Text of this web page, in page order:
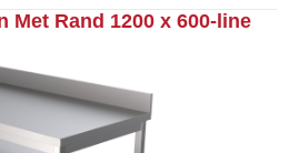
Met Rand 1200 x 600-line